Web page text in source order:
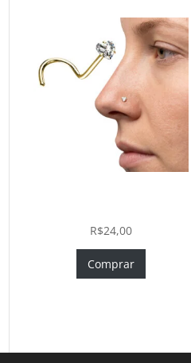
R$24,00
Comprar